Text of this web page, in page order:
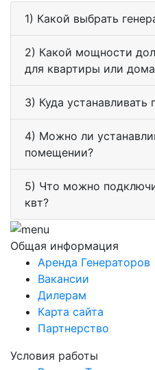
1) Какой выбрать
2) Какой мощности
для квартиры или
3) Куда устанавливать
4) Можно ли
помещении?
5) Что можно
квт?
Общая информация
Аренда Генераторов
Вакансии
Дилерам
Карта сайта
Партнерство
Условия работы